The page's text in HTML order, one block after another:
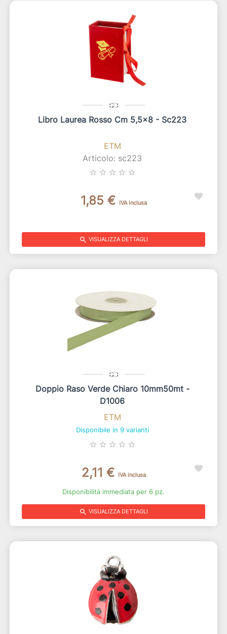
Libro Laurea Rosso Cm 5,5x8 - Sc223
ETM
Articolo: sc223
star_border star_border star_border star_border star_border
1,85 € IVA inclusa
search VISUALIZZA DETTAGLI
Doppio Raso Verde Chiaro 10mm50mt -
D1006
ETM
Disponibile in 9 varianti
star_border star_border star_border star_border star_border
2,11 € IVA inclusa
Disponibilità immediata per 6 pz.
search VISUALIZZA DETTAGLI